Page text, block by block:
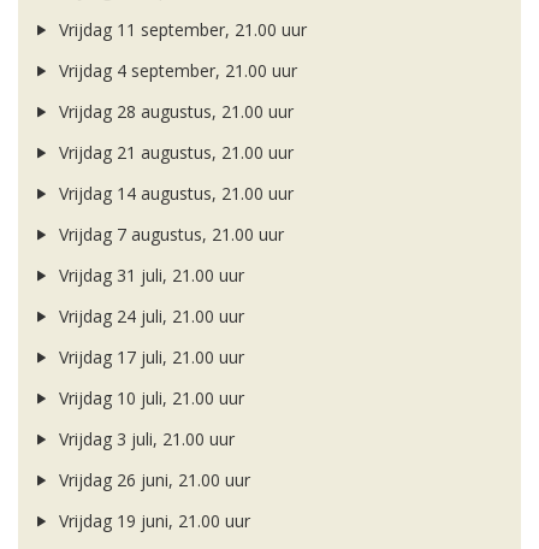
Vrijdag 11 september, 21.00 uur
Vrijdag 4 september, 21.00 uur
Vrijdag 28 augustus, 21.00 uur
Vrijdag 21 augustus, 21.00 uur
Vrijdag 14 augustus, 21.00 uur
Vrijdag 7 augustus, 21.00 uur
Vrijdag 31 juli, 21.00 uur
Vrijdag 24 juli, 21.00 uur
Vrijdag 17 juli, 21.00 uur
Vrijdag 10 juli, 21.00 uur
Vrijdag 3 juli, 21.00 uur
Vrijdag 26 juni, 21.00 uur
Vrijdag 19 juni, 21.00 uur